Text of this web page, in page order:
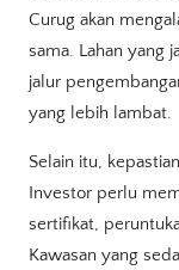
Curug akan
sama. Lahan yang
jalur
yang lebih lambat.
Selain itu,
Investor perlu
sertifikat,
Kawasan yang